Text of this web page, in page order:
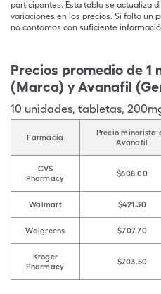
participantes. Esta tabla se actualiza
variaciones en los precios. Si falta un
no contamos con suficiente
Precios promedio de 1
(Marca) y Avanafil
10 unidades, tabletas,
Farmacia
Precio minorista
Avanafil
CVS
Pharmacy
$608.00
Walmart $421.30
Walgreens $707.70
Kroger
Pharmacy
$703.50